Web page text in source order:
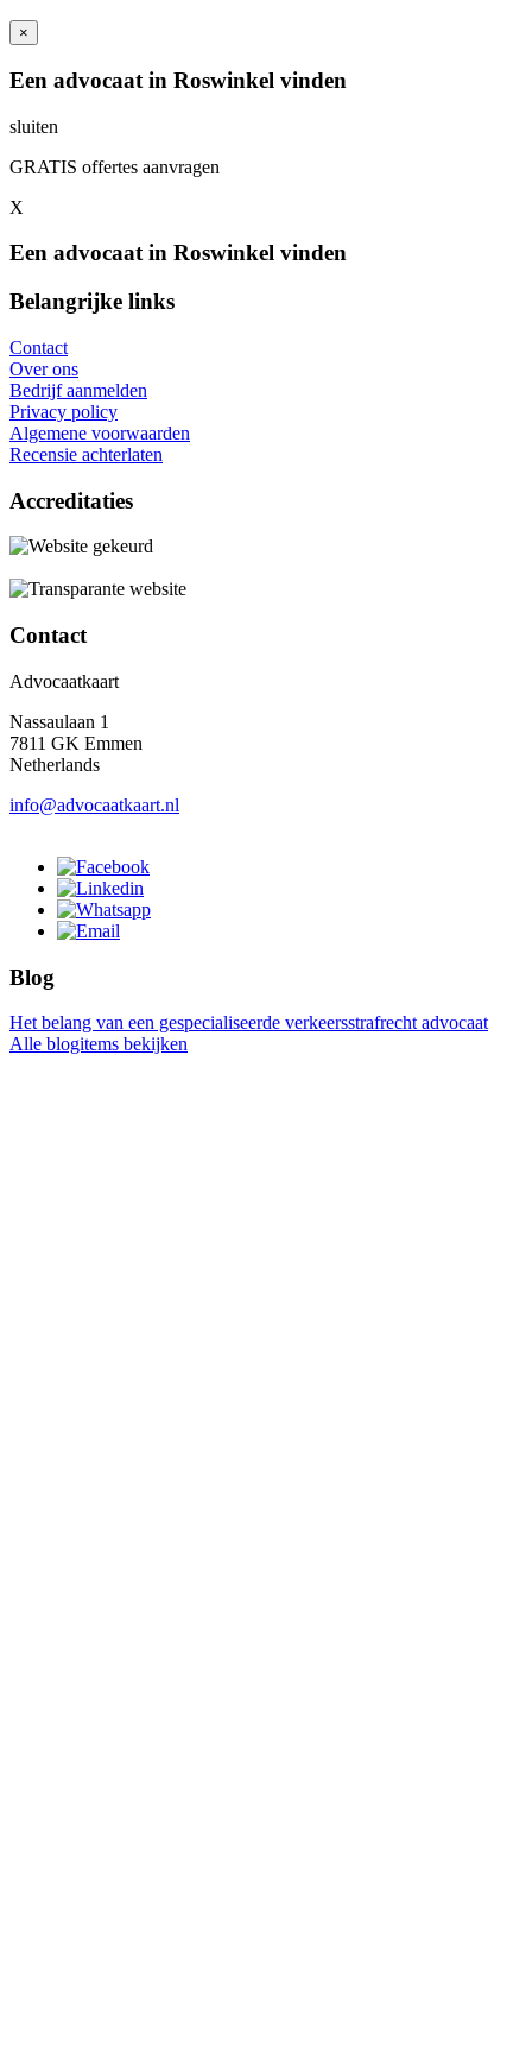
×
Een advocaat in Roswinkel vinden
sluiten
GRATIS offertes aanvragen
X
Een advocaat in Roswinkel vinden
Belangrijke links
Contact
Over ons
Bedrijf aanmelden
Privacy policy
Algemene voorwaarden
Recensie achterlaten
Accreditaties
Contact
Advocaatkaart
Nassaulaan 1
7811 GK Emmen
Netherlands
info@advocaatkaart.nl
Blog
Het belang van een gespecialiseerde verkeersstrafrecht advocaat
Alle blogitems bekijken